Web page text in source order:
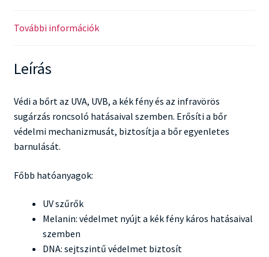
További információk
Leírás
Védi a bőrt az UVA, UVB, a kék fény és az infravörös
sugárzás roncsoló hatásaival szemben. Erősíti a bőr
védelmi mechanizmusát, biztosítja a bőr egyenletes
barnulását.
Főbb hatóanyagok:
UV szűrők
Melanin: védelmet nyújt a kék fény káros hatásaival
szemben
DNA: sejtszintű védelmet biztosít